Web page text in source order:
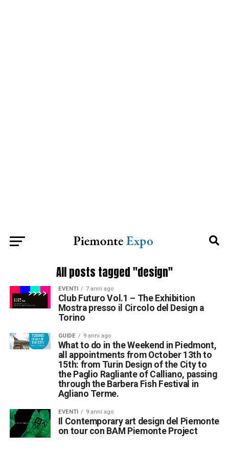
All posts tagged "design"
EVENTI 7 anni ago
Club Futuro Vol.1 – The Exhibition
Mostra presso il Circolo del Design a
Torino
GUIDE 9 anni ago
What to do in the Weekend in Piedmont,
all appointments from October 13th to
15th: from Turin Design of the City to
the Paglio Ragliante of Calliano, passing
through the Barbera Fish Festival in
Agliano Terme.
EVENTI 9 anni ago
Il Contemporary art design del Piemonte
on tour con BAM Piemonte Project